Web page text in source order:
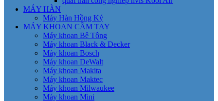
MÁY HÀN
Máy Hàn Hồng Ký
MÁY KHOAN CẦM TAY
Máy khoan Bê Tông
Máy khoan Black & Decker
Máy khoan Bosch
Máy khoan DeWalt
Máy khoan Makita
Máy khoan Maktec
Máy khoan Milwaukee
Máy khoan Mini